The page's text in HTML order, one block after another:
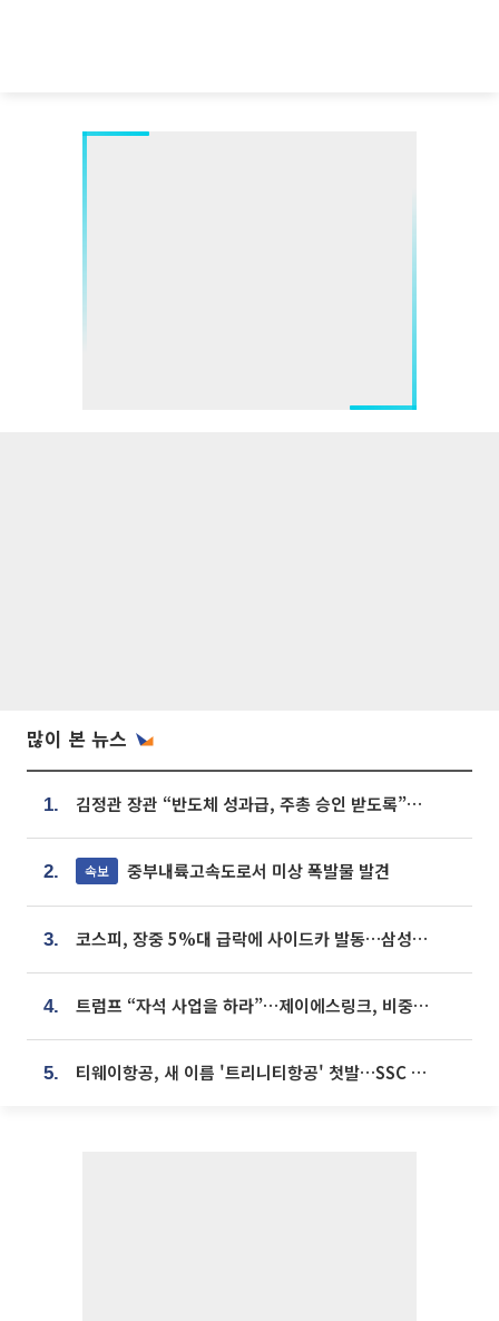
많이 본 뉴스
1. 김정관 장관 “반도체 성과급, 주총 승인 받도록”…상법·자본시장법 개정 시사
2. 속보 중부내륙고속도로서 미상 폭발물 발견
3. 코스피, 장중 5%대 급락에 사이드카 발동…삼성·SK 동반 폭락
4. 트럼프 “자석 사업을 하라”…제이에스링크, 비중국 영구자석 공급망 구축 속도
5. 티웨이항공, 새 이름 '트리니티항공' 첫발…SSC 전략 본격화